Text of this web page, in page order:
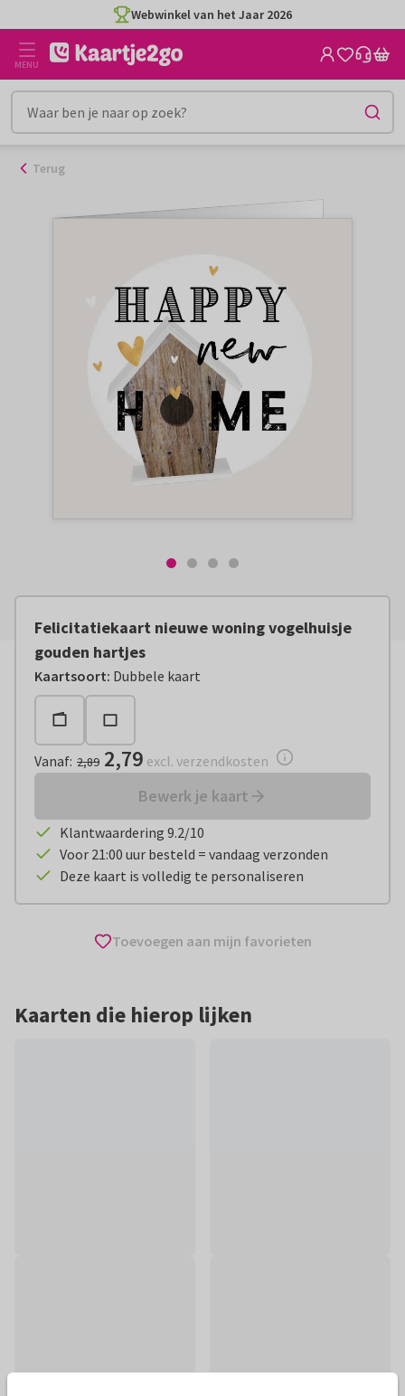
naar
inhoud
Webwinkel van het Jaar 2026
MENU
Terug
Felicitatiekaart nieuwe woning vogelhuisje
gouden hartjes
Kaartsoort: Dubbele kaart
Vanaf:€ 2,79 excl. verzendkosten
Vanaf: 2,89 2,79 excl. verzendkosten
Bewerk je kaart
Klantwaardering 9.2/10
Voor 21:00 uur besteld = vandaag verzonden
Deze kaart is volledig te personaliseren
Toevoegen aan mijn favorieten
Kaarten die hierop lijken